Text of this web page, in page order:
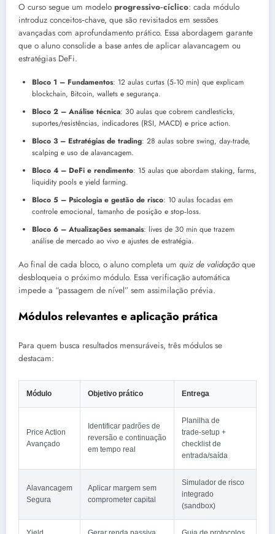
O curso segue um modelo progressivo‑cíclico: cada módulo
introduz conceitos‑chave, que são revisitados em sessões
avançadas com aprofundamento prático. Essa abordagem garante
que o aluno consolide a base antes de aplicar alavancagem ou
estratégias DeFi.
Bloco 1 – Fundamentos: 12 aulas curtas (5‑10 min) que explicam
blockchain, Bitcoin, wallets e segurança.
Bloco 2 – Análise técnica: 30 aulas que cobrem candlesticks,
suportes/resistências, indicadores (RSI, MACD) e price action.
Bloco 3 – Estratégias de trading: 28 aulas sobre swing, day‑trade,
scalping e uso de alavancagem.
Bloco 4 – DeFi e rendimento: 15 aulas que abordam staking, farms,
liquidity pools e yield farming.
Bloco 5 – Psicologia e gestão de risco: 10 aulas focadas em
controle emocional, tamanho de posição e stop‑loss.
Bloco 6 – Atualizações semanais: lives de 30 min que trazem
análise de mercado ao vivo e ajustes de estratégia.
Ao final de cada bloco, o aluno completa um quiz de validação que
desbloqueia o próximo módulo. Essa verificação automática
impede a “passagem de nível” sem assimilação prévia.
Módulos relevantes e aplicação prática
Para quem busca resultados mensuráveis, três módulos se
destacam:
Módulo Objetivo prático Entrega
Price Action
Avançado
Identificar padrões de
reversão e continuação
em tempo real
Planilha de
trade‑setup +
checklist de
entrada/saída
Alavancagem
Segura
Aplicar margem sem
comprometer capital
Simulador de risco
integrado
(sandbox)